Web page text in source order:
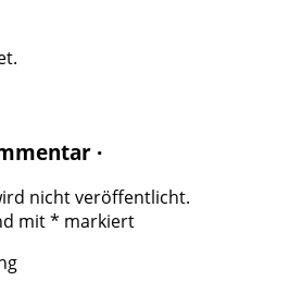
·
nicht veröffentlicht.
mit* markiert